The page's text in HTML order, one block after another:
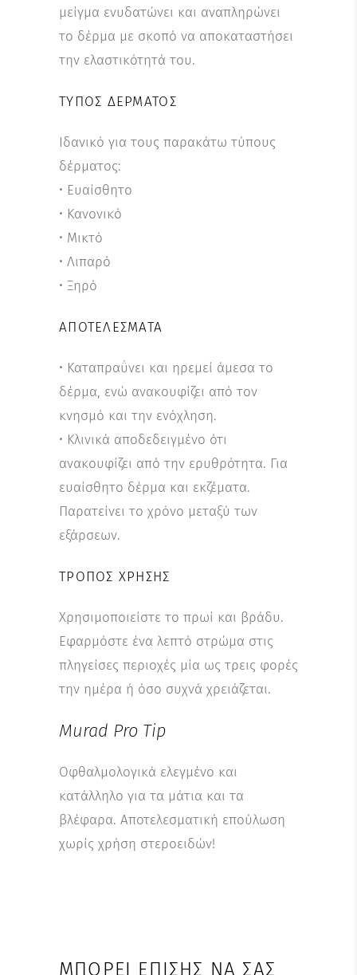
μείγμα ενυδατώνει και αναπληρώνει
το δέρμα με σκοπό να αποκαταστήσει
την ελαστικότητά του.
ΤΎΠΟΣ ΔΈΡΜΑΤΟΣ
Ιδανικό για τους παρακάτω τύπους
δέρματος:
• Ευαίσθητο
• Κανονικό
• Μικτό
• Λιπαρό
• Ξηρό
ΑΠΟΤΕΛΈΣΜΑΤΑ
• Καταπραΰνει και ηρεμεί άμεσα το
δέρμα, ενώ ανακουφίζει από τον
κνησμό και την ενόχληση.
• Κλινικά αποδεδειγμένο ότι
ανακουφίζει από την ερυθρότητα. Για
ευαίσθητο δέρμα και εκζέματα.
Παρατείνει το χρόνο μεταξύ των
εξάρσεων.
ΤΡΌΠΟΣ ΧΡΉΣΗΣ
Χρησιμοποιείστε το πρωί και βράδυ.
Εφαρμόστε ένα λεπτό στρώμα στις
πληγείσες περιοχές μία ως τρεις φορές
την ημέρα ή όσο συχνά χρειάζεται.
Murad Pro Tip
Οφθαλμολογικά ελεγμένο και
κατάλληλο για τα μάτια και τα
βλέφαρα. Αποτελεσματική επούλωση
χωρίς χρήση στεροειδών!
ΜΠΟΡΕΊ ΕΠΊΣΗΣ ΝΑ ΣΑΣ